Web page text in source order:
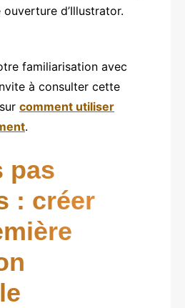
ouverture d’Illustrator.
familiarisation avec
à consulter cette
comment utiliser
.
pas
: créer